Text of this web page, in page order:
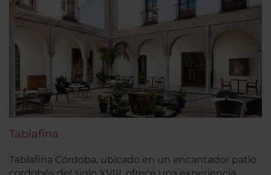
Tablafina
Tablafina Córdoba, ubicado en un encantador patio